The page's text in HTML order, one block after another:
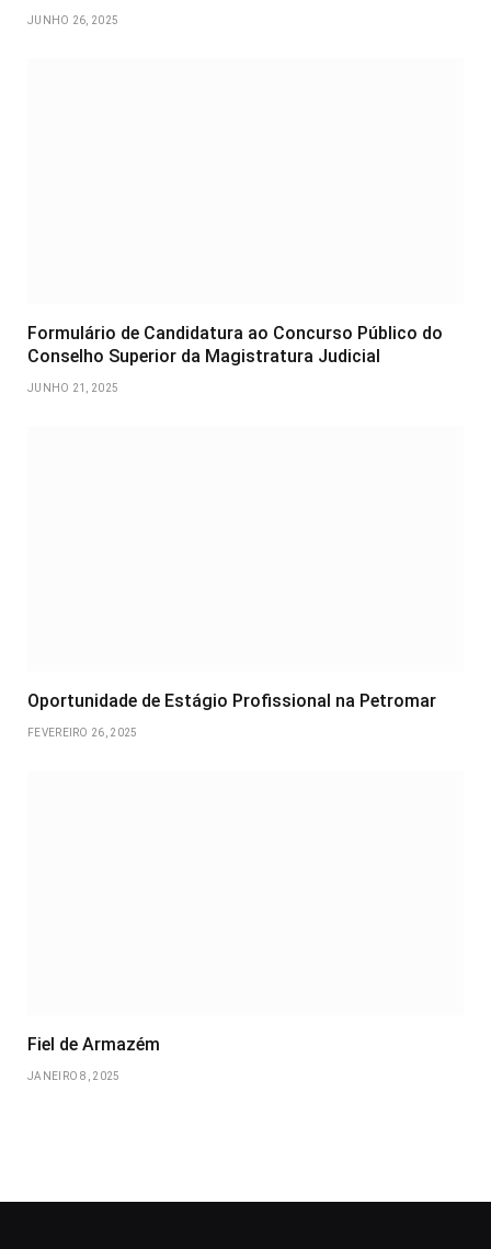
JUNHO 26, 2025
Formulário de Candidatura ao Concurso Público do
Conselho Superior da Magistratura Judicial
JUNHO 21, 2025
Oportunidade de Estágio Profissional na Petromar
FEVEREIRO 26, 2025
Fiel de Armazém
JANEIRO 8, 2025